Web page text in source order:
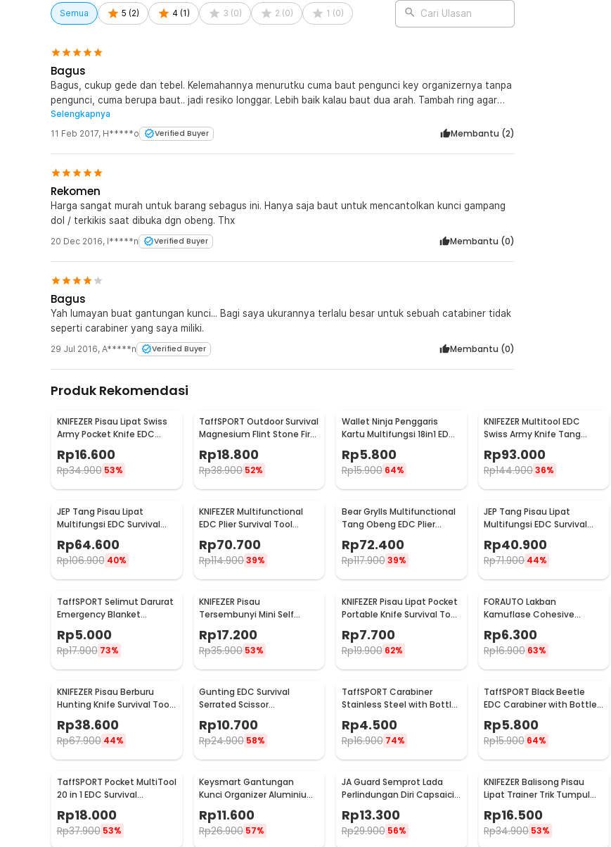
Rincian yang Anda dapatkan untuk pembelian produk ini:
1 x TaffSPORT Karabiner Multifunction Gantungan Kunci Stainless Steel - ED77
4 x O-Ring
4 x Plat Ring
Semua 5 (2) 4 (1) 3 (0) 2 (0) 1 (0) Cari Ulasan
Bagus
Bagus, cukup gede dan tebel. Kelemahannya menurutku cuma baut pengunci key organizernya tanpa
pengunci, cuma berupa baut.. jadi resiko longgar. Lebih baik kalau baut dua arah. Tambah ring agar
kalo diisi dengan sedikit kunci ga longgar. Tp overall murah dan bagus. Pantes dan unik kalo nyantel di
ikat pinggang. Note untuk kunci motor tidak disarankan masuk krn susah masuk dan tongolan
magnetnya susah dipakai.
Selengkapnya
11 Feb 2017, H*****o Verified Buyer Membantu (2)
Rekomen
Harga sangat murah untuk barang sebagus ini. Hanya saja baut untuk mencantolkan kunci gampang
dol / terkikis saat dibuka dgn obeng. Thx
20 Dec 2016, I*****n Verified Buyer Membantu (0)
Bagus
Yah lumayan buat gantungan kunci... Bagi saya ukurannya terlalu besar untuk sebuah catabiner tidak
seperti carabiner yang saya miliki.
29 Jul 2016, A*****n Verified Buyer Membantu (0)
Produk Rekomendasi
KNIFEZER Pisau Lipat Swiss
Army Pocket Knife EDC
Multifungsi 11in1 - A3011
Rp16.600
Rp34.900 53%
TaffSPORT Outdoor Survival
Magnesium Flint Stone Fire
Starter Whistle - JD1422
Rp18.800
Rp38.900 52%
Wallet Ninja Penggaris
Kartu Multifungsi 18in1 EDC
Credit Card Sized - W085
Rp5.800
Rp15.900 64%
KNIFEZER Multitool EDC
Swiss Army Knife Tang
Kunci Pas Stainless Steel -
MPG05
Rp93.000
Rp144.90036%
JEP Tang Pisau Lipat
Multifungsi EDC Survival
Tool Stainless Steel -
MPA22S
Rp64.600
Rp106.900 40%
KNIFEZER Multifunctional
EDC Plier Survival Tool
Rp70.700
Rp114.90039%
Bear Grylls Multifunctional
Tang Obeng EDC Plier
Rp72.400
Rp117.900 39%
JEP Tang Pisau Lipat
Multifungsi EDC Survival
MPA13
Rp40.900
Rp71.900 44%
TaffSPORT Selimut Darurat
Emergency Blanket
001
Rp5.000
Rp17.900 73%
KNIFEZER Pisau
Tersembunyi Mini Self
Steel - H19
Rp17.200
Rp35.900 53%
KNIFEZER Pisau Lipat Pocket
Portable Knife Survival Tool
Rp7.700
Rp19.900 62%
FORAUTO Lakban
Kamuflase Cohesive
Bandage Tape Hunting
4.5M 50mm - H10
Rp6.300
Rp16.900 63%
KNIFEZER Pisau Berburu
Hunting Knife Survival Tool
Stainless Steel - BUCK076
Rp38.600
Rp67.900 44%
Gunting EDC Survival
Serrated Scissor
Rp10.700
Rp24.900 58%
TaffSPORT Carabiner
Stainless Steel with Bottle
Rp4.500
Rp16.900 74%
TaffSPORT Black Beetle
EDC Carabiner with Bottle
Opener - ED11
Rp5.800
Rp15.900 64%
TaffSPORT Pocket MultiTool
20 in 1 EDC Survival
Keychain Tool - ED26
Rp18.000
Rp37.900 53%
Keysmart Gantungan
Kunci Organizer Aluminium
Swiss Army Style Size L
Rp11.600
Rp26.900 57%
JA Guard Semprot Lada
Perlindungan Diri Capsaicin
Pepper Spray 20ml - PS007
Rp13.300
Rp29.900 56%
KNIFEZER Balisong Pisau
Lipat Trainer Trik Tumpul
Stainless Steel - C27
Rp16.500
Rp34.900 53%